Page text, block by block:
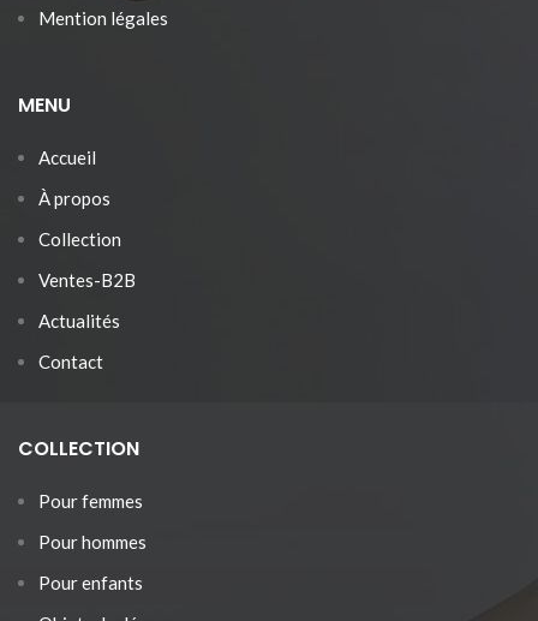
Mention légales
MENU
Accueil
À propos
Collection
Ventes-B2B
Actualités
Contact
COLLECTION
Pour femmes
Pour hommes
Pour enfants